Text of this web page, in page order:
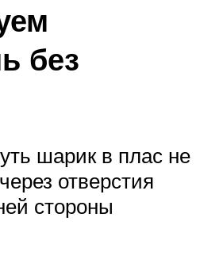
без
шарик в плас не
отверстия
стороны